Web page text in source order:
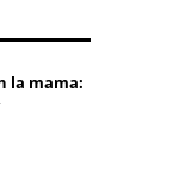
la mama: